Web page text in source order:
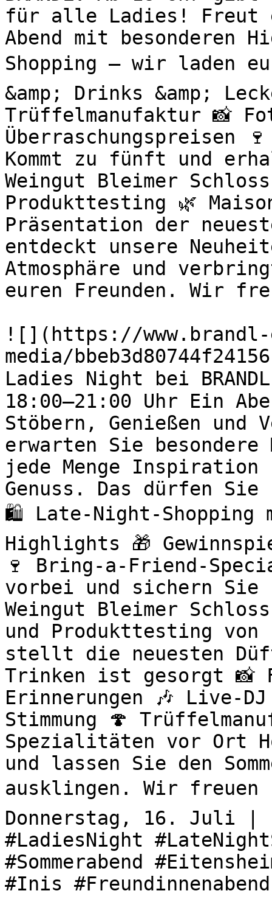
für alle Ladies! Freut
Abend mit besonderen
Shopping – wir laden
&amp; Drinks &amp;
Trüffelmanufaktur 📸
Überraschungspreisen
Kommt zu fünft und
Weingut Bleimer
Produkttesting 🌿
Präsentation der
entdeckt unsere
Atmosphäre und
euren Freunden. Wir
![](https://
media/
Ladies Night bei
18:00–21:00 Uhr Ein
Stöbern, Genießen und
erwarten Sie besondere
jede Menge
Genuss. Das dürfen
🛍️ Late-Night-
Highlights 🎁
🍷 Bring-a-Friend-
vorbei und sichern Sie
Weingut Bleimer
und Produkttesting
stellt die neuesten
Trinken ist gesorgt 📸
Erinnerungen 🎶
Stimmung 🍄
Spezialitäten vor Ort
und lassen Sie den
ausklingen. Wir freuen
Donnerstag, 16. Juli |
#LadiesNight
#Sommerabend
#Inis